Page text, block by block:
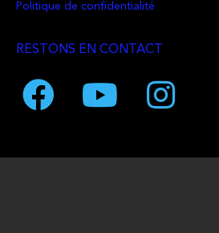
Politique de confidentialité
RESTONS EN CONTACT